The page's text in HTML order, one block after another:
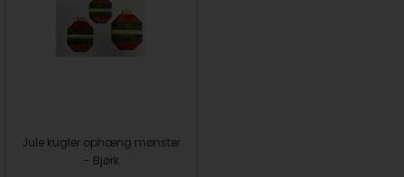
Jule kugler ophæng mønster
- Bjørk